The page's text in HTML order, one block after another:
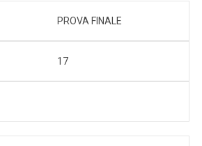
PROVA FINALE
17